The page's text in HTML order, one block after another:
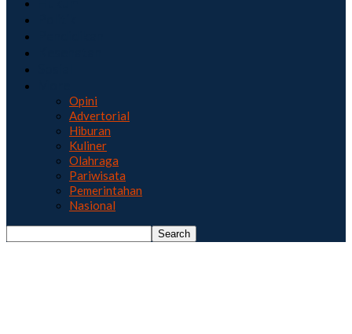
Opini
Advertorial
Hiburan
Kuliner
Olahraga
Pariwisata
Pemerintahan
Nasional